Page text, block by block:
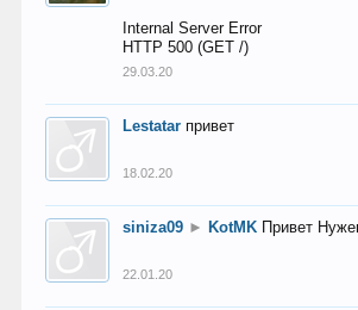
Internal Server Error
HTTP 500 (GET /)
29.03.20
Lestatar привет
18.02.20
siniza09 ► KotMK Привет
22.01.20